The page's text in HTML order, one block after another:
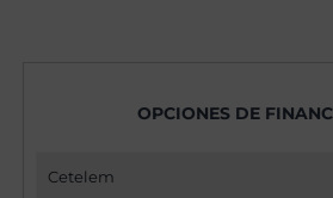
OPCIONES DE
Cetelem